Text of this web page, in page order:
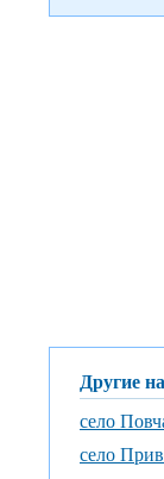
Другие
село
село